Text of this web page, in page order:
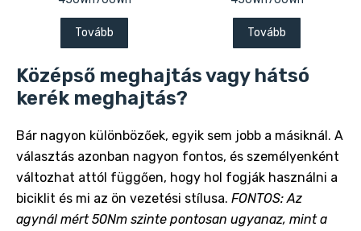
5.00
Tovább
5.00
Tovább
Középső meghajtás vagy hátsó
kerék meghajtás?
Bár nagyon különbözőek, egyik sem jobb a másiknál. A
választás azonban nagyon fontos, és személyenként
változhat attól függően, hogy hol fogják használni a
biciklit és mi az ön vezetési stílusa. FONTOS: Az
agynál mért 50Nm szinte pontosan ugyanaz, mint a